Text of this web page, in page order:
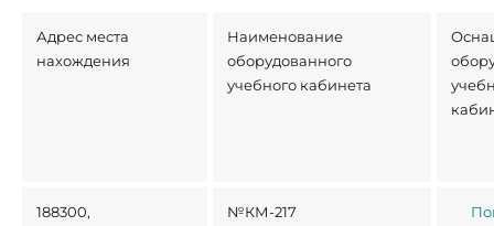
Адрес места
нахождения
Наименование
оборудованного
учебного кабинета
188300,
№КМ-217